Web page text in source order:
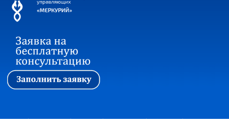
Первая | Ассоциация | Новости | Стажировка | Обучение |